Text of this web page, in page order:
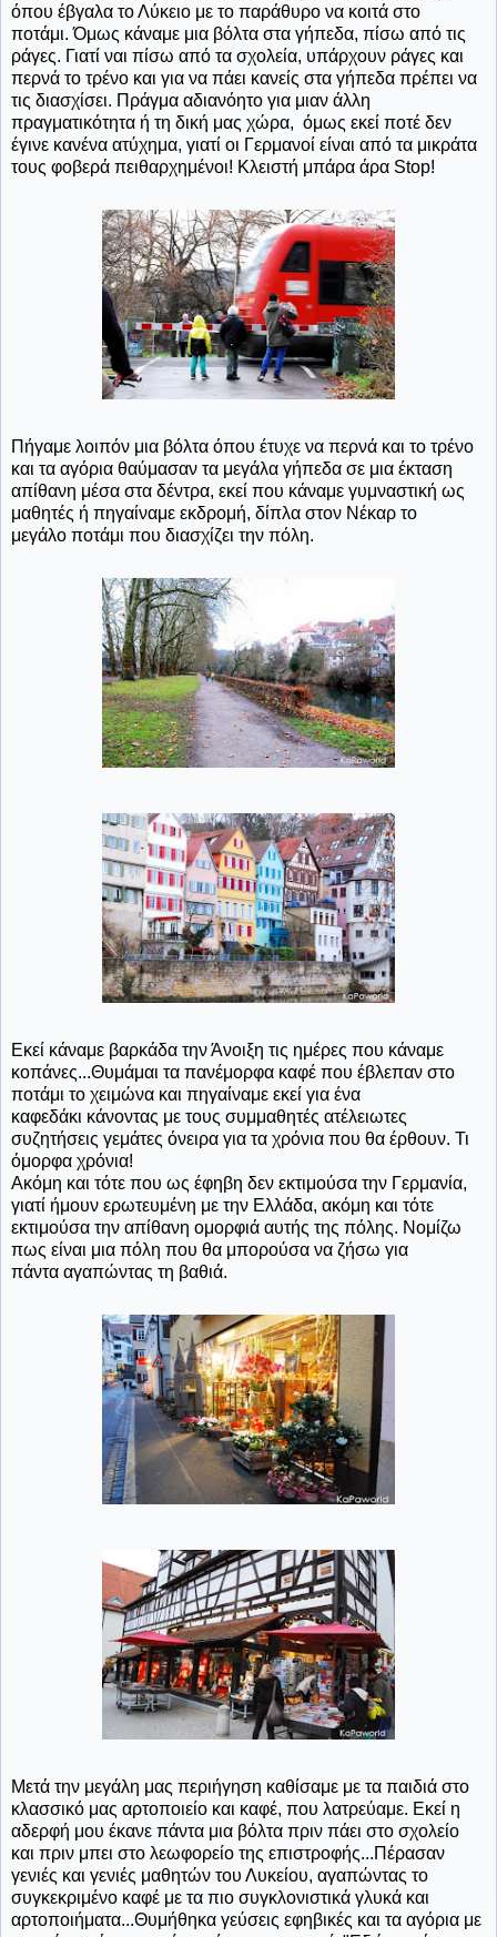
όπου έβγαλα το Λύκειο με το παράθυρο να κοιτά στο
ποτάμι. Όμως κάναμε μια βόλτα στα γήπεδα, πίσω από τις
ράγες. Γιατί ναι πίσω από τα σχολεία, υπάρχουν ράγες και
περνά το τρένο και για να πάει κανείς στα γήπεδα πρέπει να
τις διασχίσει. Πράγμα αδιανόητο για μιαν άλλη
πραγματικότητα ή τη δική μας χώρα, όμως εκεί ποτέ δεν
έγινε κανένα ατύχημα, γιατί οι Γερμανοί είναι από τα μικράτα
τους φοβερά πειθαρχημένοι! Κλειστή μπάρα άρα Stop!
Πήγαμε λοιπόν μια βόλτα όπου έτυχε να περνά και το τρένο
και τα αγόρια θαύμασαν τα μεγάλα γήπεδα σε μια έκταση
απίθανη μέσα στα δέντρα, εκεί που κάναμε γυμναστική ως
μαθητές ή πηγαίναμε εκδρομή, δίπλα στον Νέκαρ το
μεγάλο ποτάμι που διασχίζει την πόλη.
Εκεί κάναμε βαρκάδα την Άνοιξη τις ημέρες που κάναμε
κοπάνες...Θυμάμαι τα πανέμορφα καφέ που έβλεπαν στο
ποτάμι το χειμώνα και πηγαίναμε εκεί για ένα
καφεδάκι κάνοντας με τους συμμαθητές ατέλειωτες
συζητήσεις γεμάτες όνειρα για τα χρόνια που θα έρθουν. Τι
όμορφα χρόνια!
Ακόμη και τότε που ως έφηβη δεν εκτιμούσα την Γερμανία,
γιατί ήμουν ερωτευμένη με την Ελλάδα, ακόμη και τότε
εκτιμούσα την απίθανη ομορφιά αυτής της πόλης. Νομίζω
πως είναι μια πόλη που θα μπορούσα να ζήσω για
πάντα αγαπώντας τη βαθιά.
Μετά την μεγάλη μας περιήγηση καθίσαμε με τα παιδιά στο
κλασσικό μας αρτοποιείο και καφέ, που λατρεύαμε. Εκεί η
αδερφή μου έκανε πάντα μια βόλτα πριν πάει στο σχολείο
και πριν μπει στο λεωφορείο της επιστροφής...Πέρασαν
γενιές και γενιές μαθητών του Λυκείου, αγαπώντας το
συγκεκριμένο καφέ με τα πιο συγκλονιστικά γλυκά και
αρτοποιήματα...Θυμήθηκα γεύσεις εφηβικές και τα αγόρια με